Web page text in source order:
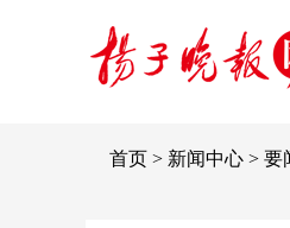
首页 > 新闻中心 > 要